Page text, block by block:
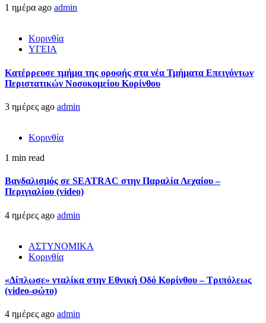
1 ημέρα ago admin
Κορινθία
ΥΓΕΙΑ
Kατέρρευσε τμήμα της οροφής στα νέα Τμήματα Επειγόντων
Περιστατικών Νοσοκομείου Κορίνθου
3 ημέρες ago admin
Κορινθία
1 min read
Βανδαλισμός σε SEATRAC στην Παραλία Λεχαίου –
Περιγιαλίου (video)
4 ημέρες ago admin
ΑΣΤΥΝΟΜΙΚΑ
Κορινθία
«Δίπλωσε» νταλίκα στην Εθνική Oδό Κορίνθου – Τριπόλεως
(video-φώτο)
4 ημέρες ago admin